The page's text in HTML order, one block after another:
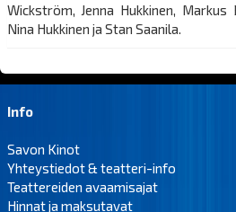
Wickström, Jenna Hukkinen, Markus
Nina Hukkinen ja Stan Saanila.
Info
Savon Kinot
Yhteystiedot & teatteri-info
Teattereiden avaamisajat
Hinnat ja maksutavat